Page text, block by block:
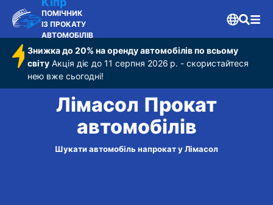
ПОМІЧНИК
ІЗ ПРОКАТУ
АВТОМОБІЛІВ
Знижка до 20% на оренду автомобілів по всьому
світу Акція діє до 11 серпня 2026 р. - скористайтеся
нею вже сьогодні!
Лімасол Прокат
автомобілів
Шукати автомобіль напрокат у Лімасол